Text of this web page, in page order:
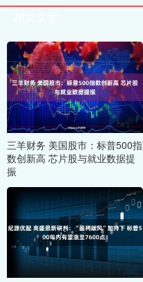
三羊财务 美国股市：标普500指
数创新高 芯片股与就业数据提
振